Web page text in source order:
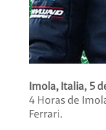
Imola, Italia, 5
4 Horas de
Ferrari.